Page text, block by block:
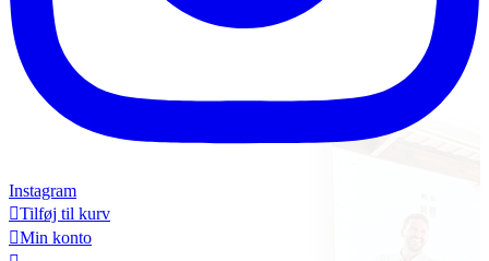
Instagram
Tilføj til kurv
Min konto